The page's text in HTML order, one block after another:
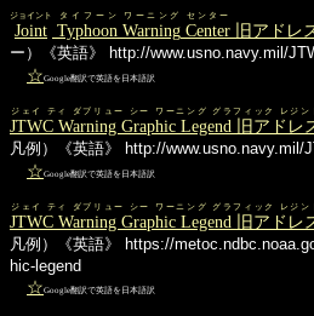
Joint
ジョイント
Typhoon
タイフーン
Warning
ワーニング
Center
センター
旧アドレ
ー）《英語》
http://www.usno.navy.mil/
☆Google翻訳で英語を日本語訳
JTWC Warning Graphic Legend 旧アドレ
ジェイ ティ ダブリュー シー ワーニング グラフィック レジン
凡例）《英語》
http://www.usno.navy.mil/
☆Google翻訳で英語を日本語訳
JTWC Warning Graphic Legend 旧アドレ
ジェイ ティ ダブリュー シー ワーニング グラフィック レジン
凡例）《英語》
https://
hic-legend
☆Google翻訳で英語を日本語訳